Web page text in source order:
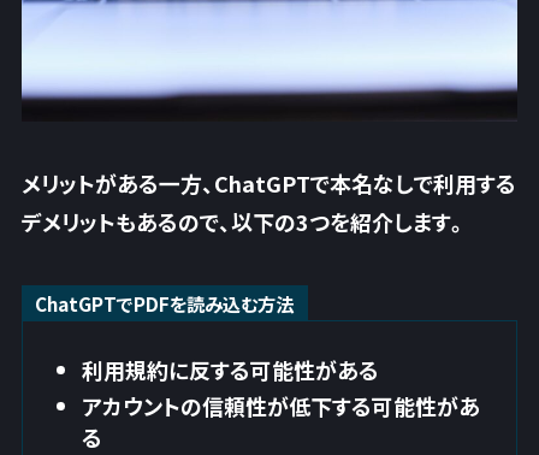
メリットがある一方、ChatGPTで本名なしで利用する
デメリットもあるので、以下の3つを紹介します。
ChatGPTでPDFを読み込む方法
利用規約に反する可能性がある
アカウントの信頼性が低下する可能性があ
る